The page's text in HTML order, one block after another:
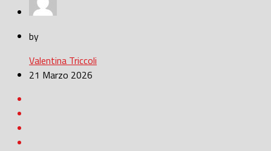
by
Valentina Triccoli
21 Marzo 2026